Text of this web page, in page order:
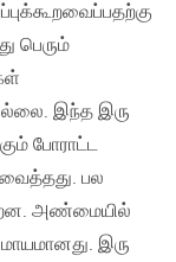
பெரும்
இந்த இரு
போராட்ட
பல
அண்மையில்
இரு